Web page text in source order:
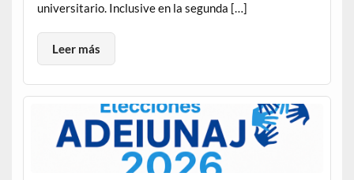
universitario. Inclusive en la segunda […]
Leer más